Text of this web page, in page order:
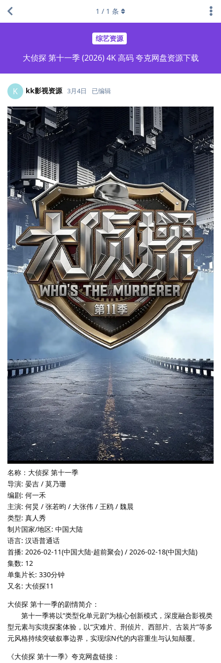
综艺资源
大侦探 第十一季 (2026) 4K 高码 夸克网盘资源下载
1 / 1 条
K kk影视资源 3月4日 已编辑
名称：大侦探 第十一季
导演: 晏吉 / 莫乃珊
编剧: 何一禾
主演: 何炅 / 张若昀 / 大张伟 / 王鸥 / 魏晨
类型: 真人秀
制片国家/地区: 中国大陆
语言: 汉语普通话
首播: 2026-02-11(中国大陆·超前聚会) / 2026-02-18(中国大陆)
集数: 12
单集片长: 330分钟
又名: 大侦探11
大侦探 第十一季的剧情简介：
第十一季将以“类型化单元剧”为核心创新模式，深度融合影视类
型元素与实境探案体验，以“灾难片、刑侦片、西部片、古装片”等多
元风格持续突破叙事边界，实现综N代的内容重生与认知颠覆。
《大侦探 第十一季》夸克网盘链接：